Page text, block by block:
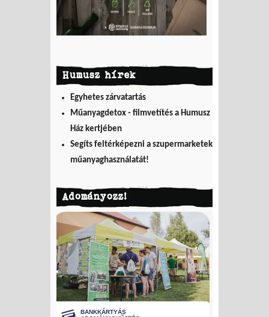
Humusz hírek
Egyhetes zárvatartás
Műanyagdetox - filmvetítés a Humusz
Ház kertjében
Segíts feltérképezni a szupermarketek
műanyaghasználatát!
Adományozz!